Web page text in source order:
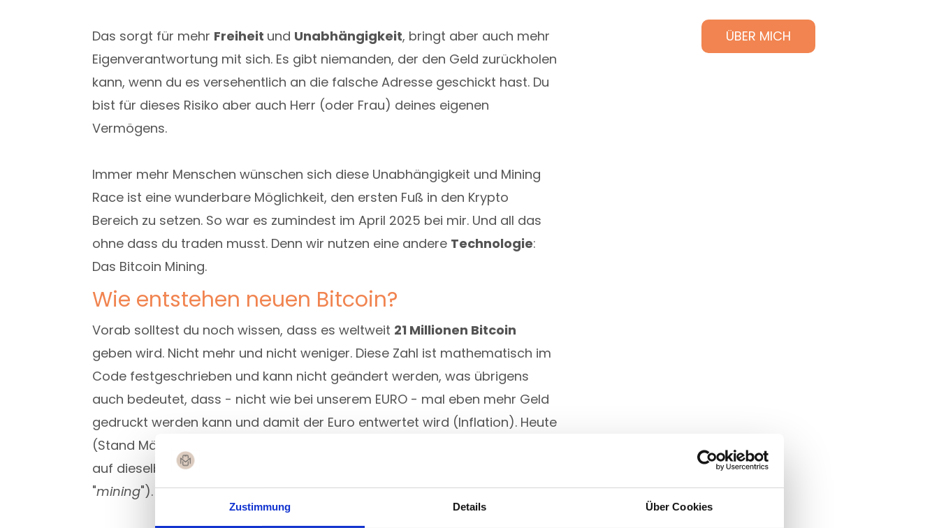
Zustimmung Details Über Cookies
Das sorgt für mehr Freiheit und Unabhängigkeit, bringt aber auch mehr
Eigenverantwortung mit sich. Es gibt niemanden, der den Geld zurückholen
kann, wenn du es versehentlich an die falsche Adresse geschickt hast. Du
bist für dieses Risiko aber auch Herr (oder Frau) deines eigenen
Vermögens.
Immer mehr Menschen wünschen sich diese Unabhängigkeit und Mining
Race ist eine wunderbare Möglichkeit, den ersten Fuß in den Krypto
Bereich zu setzen. So war es zumindest im April 2025 bei mir. Und all das
ohne dass du traden musst. Denn wir nutzen eine andere Technologie:
Das Bitcoin Mining.
Wie entstehen neuen Bitcoin?
Vorab solltest du noch wissen, dass es weltweit 21 Millionen Bitcoin
geben wird. Nicht mehr und nicht weniger. Diese Zahl ist mathematisch im
Code festgeschrieben und kann nicht geändert werden, was übrigens
auch bedeutet, dass - nicht wie bei unserem EURO - mal eben mehr Geld
gedruckt werden kann und damit der Euro entwertet wird (Inflation). Heute
(Stand März 2026) existieren davon bereits
auf dieselbe Art und Weise hergestellt wurden: Sie wurden geschürft (Engl.
"mining").
ÜBER MICH